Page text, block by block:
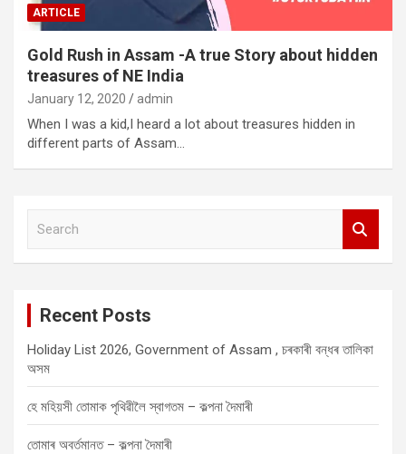
ARTICLE
Gold Rush in Assam -A true Story about hidden
treasures of NE India
January 12, 2020 admin
When I was a kid,I heard a lot about treasures hidden in
different parts of Assam…
Recent Posts
Holiday List 2026, Government of Assam , চৰকাৰী বন্ধৰ তালিকা
অসম
হে মহিয়সী তোমাক পৃথিৱীলৈ স্বাগতম – কল্পনা দৈমাৰী
তোমাৰ অবৰ্তমানত – কল্পনা দৈমাৰী